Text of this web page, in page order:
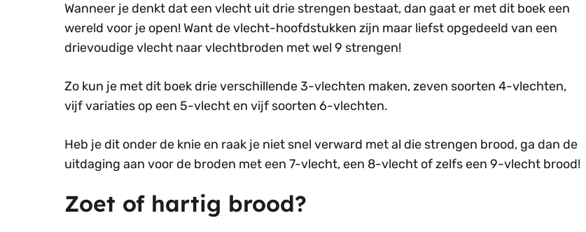
Wanneer je denkt dat een vlecht uit drie strengen bestaat, dan gaat er met dit boek een
wereld voor je open! Want de vlecht-hoofdstukken zijn maar liefst opgedeeld van een
drievoudige vlecht naar vlechtbroden met wel 9 strengen!
Zo kun je met dit boek drie verschillende 3-vlechten maken, zeven soorten 4-vlechten,
vijf variaties op een 5-vlecht en vijf soorten 6-vlechten.
Heb je dit onder de knie en raak je niet snel verward met al die strengen brood, ga dan de
uitdaging aan voor de broden met een 7-vlecht, een 8-vlecht of zelfs een 9-vlecht brood!
Zoet of hartig brood?